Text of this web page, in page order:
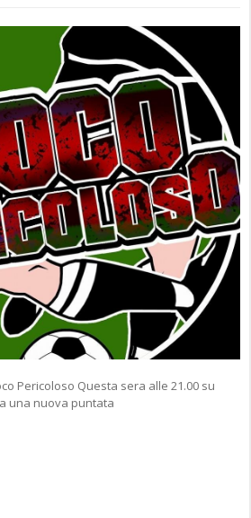
Pericoloso Questa sera alle 21.00 su
una nuova puntata